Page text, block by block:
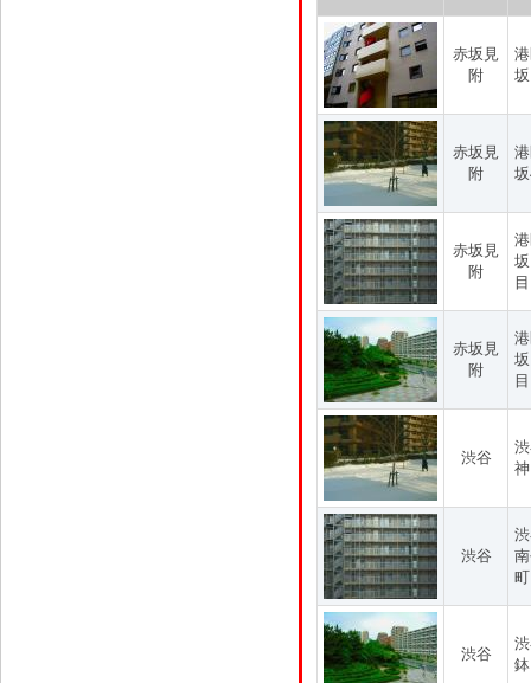
赤坂見
附
赤坂見
附
赤坂見
附
目
赤坂見
附
目
渋谷
渋谷
渋谷